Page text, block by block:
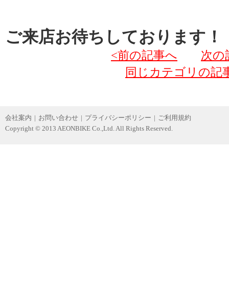
ご来店お待ちしております！
<前の記事へ
次の
同じカテゴリの記
会社案内 | お問い合わせ | プライバシーポリシー | ご利用規約
Copyright © 2013 AEONBIKE Co.,Ltd. All Rights Reserved.